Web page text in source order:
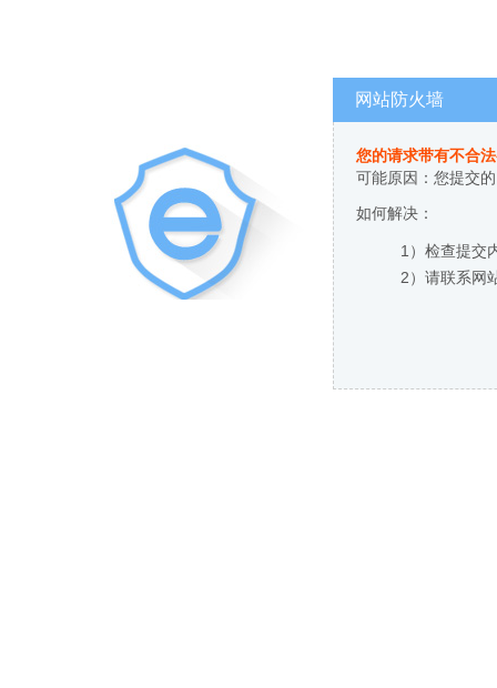
网站防火墙
您的请求带有不合
可能原因：您提交
如何解决：
1）检查提交
2）请联系网